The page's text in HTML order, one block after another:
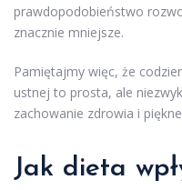
prawdopodobieństwo
znacznie mniejsze.
Pamiętajmy więc, że
ustnej to prosta, ale
zachowanie zdrowia i
Jak dieta